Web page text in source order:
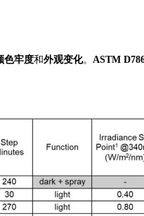
色牢度和外观变化。 ASTM